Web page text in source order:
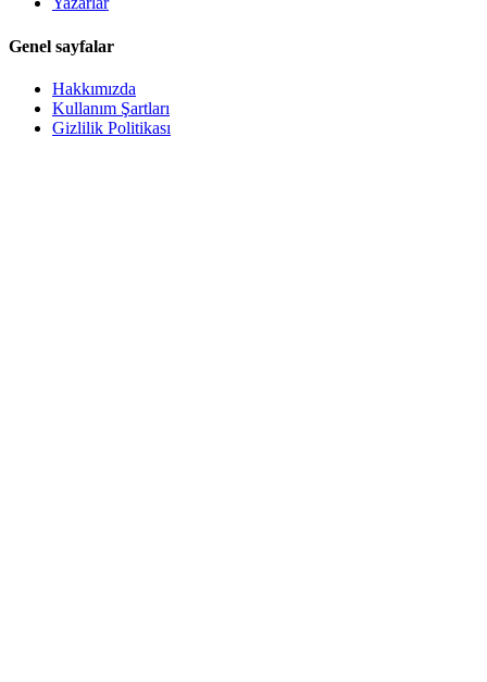
Genel sayfalar
Hakkımızda
Kullanım Şartları
Gizlilik Politikası